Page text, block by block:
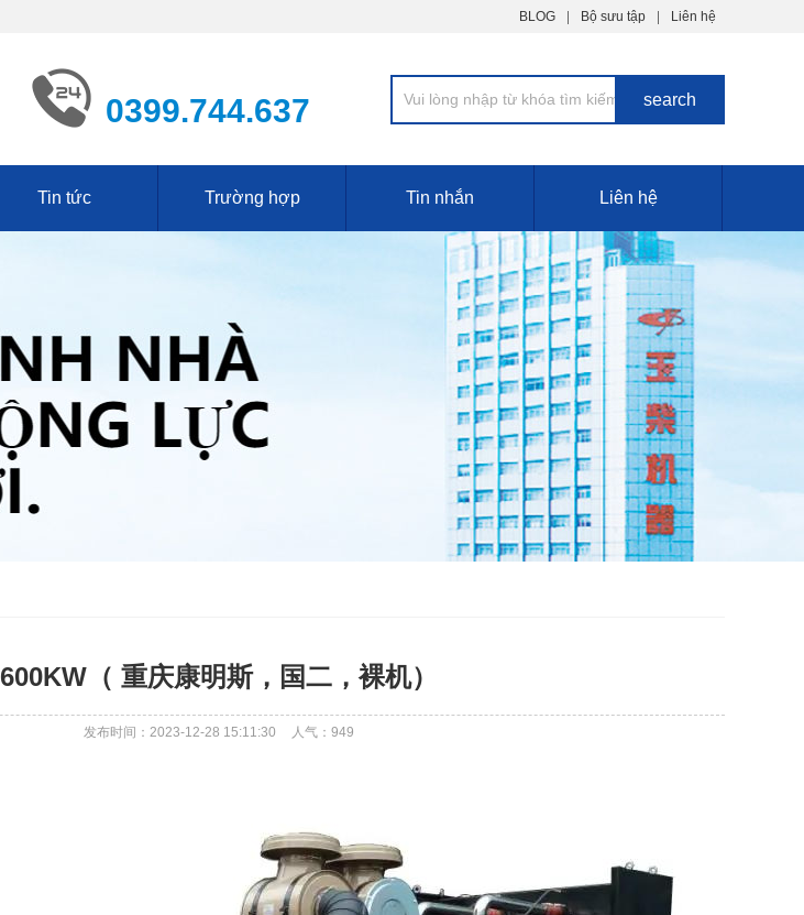
BLOG Bộ sưu tập Liên hệ
0399.744.637
Tin tức Trường hợp Tin nhắn Liên hệ
600KW（ 重庆康明斯，国二，裸机）
发布时间：2023-12-28 15:11:30 人气： 949